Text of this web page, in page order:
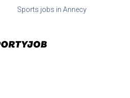
Sports jobs in Annecy